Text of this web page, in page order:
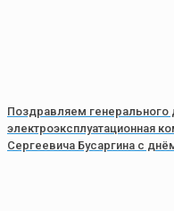
Поздравляем генерального
электроэксплуатационная
Сергеевича Бусаргина с